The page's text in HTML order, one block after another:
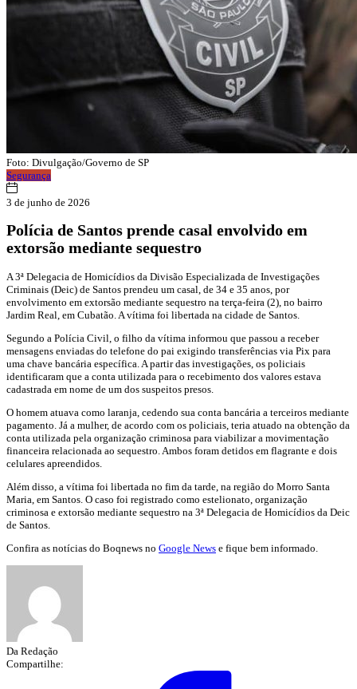
Foto: Divulgação/Governo de SP
Segurança
3 de junho de 2026
Polícia de Santos prende casal envolvido em
extorsão mediante sequestro
A 3ª Delegacia de Homicídios da Divisão Especializada de Investigações
Criminais (Deic) de Santos prendeu um casal, de 34 e 35 anos, por
envolvimento em extorsão mediante sequestro na terça-feira (2), no bairro
Jardim Real, em Cubatão. A vítima foi libertada na cidade de Santos.
Segundo a Polícia Civil, o filho da vítima informou que passou a receber
mensagens enviadas do telefone do pai exigindo transferências via Pix para
uma chave bancária específica. A partir das investigações, os policiais
identificaram que a conta utilizada para o recebimento dos valores estava
cadastrada em nome de um dos suspeitos presos.
O homem atuava como laranja, cedendo sua conta bancária a terceiros mediante
pagamento. Já a mulher, de acordo com os policiais, teria atuado na obtenção da
conta utilizada pela organização criminosa para viabilizar a movimentação
financeira relacionada ao sequestro. Ambos foram detidos em flagrante e dois
celulares apreendidos.
Além disso, a vítima foi libertada no fim da tarde, na região do Morro Santa
Maria, em Santos. O caso foi registrado como estelionato, organização
criminosa e extorsão mediante sequestro na 3ª Delegacia de Homicídios da Deic
de Santos.
Confira as notícias do Boqnews no Google News e fique bem informado.
Da Redação
Compartilhe: